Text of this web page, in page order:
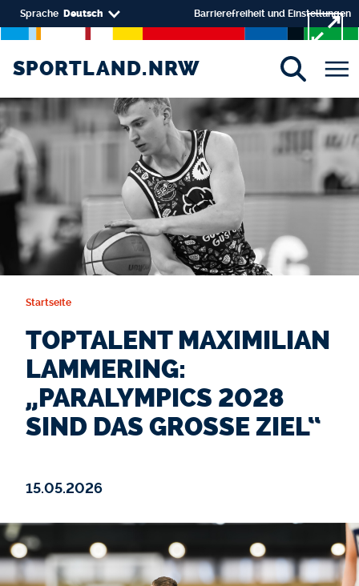
Direkt zum Inhalt
Select your language
Sprache Deutsch Barrierefreiheit und Einstellungen
SPORTLAND.NRW
SPORTLAND.NRW
Startseite
TOPTALENT MAXIMILIAN
LAMMERING:
„PARALYMPICS 2028
SIND DAS GROSSE ZIEL“
15.05.2026